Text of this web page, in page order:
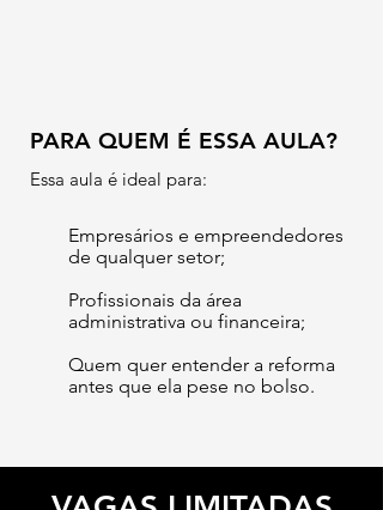
PARA QUEM É ESSA AULA?
Essa aula é ideal para:
Empresários e empreendedores
de qualquer setor;
Profissionais da área
administrativa ou financeira;
Quem quer entender a reforma
antes que ela pese no bolso.